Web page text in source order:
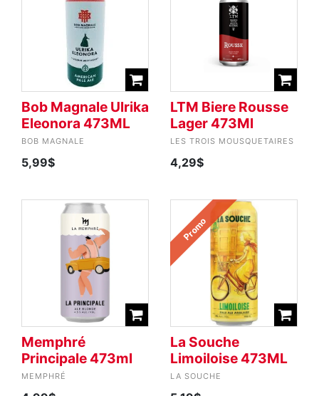
Bob Magnale Ulrika
Eleonora 473ML
BOB MAGNALE
5,99$
LTM Biere Rousse
Lager 473Ml
LES TROIS MOUSQUETAIRES
4,29$
Memphré
Principale 473ml
MEMPHRÉ
Promo
La Souche
Limoiloise 473ML
LA SOUCHE